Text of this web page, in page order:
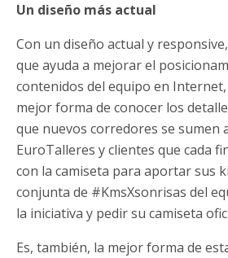
Un diseño más actual
Con un diseño actual y
que ayuda a mejorar el
contenidos del equipo en
mejor forma de conocer los
que nuevos corredores se sumen
EuroTalleres y clientes que cada
con la camiseta para aportar sus
conjunta de #KmsXsonrisas del
la iniciativa y pedir su camiseta
Es, también, la mejor forma de